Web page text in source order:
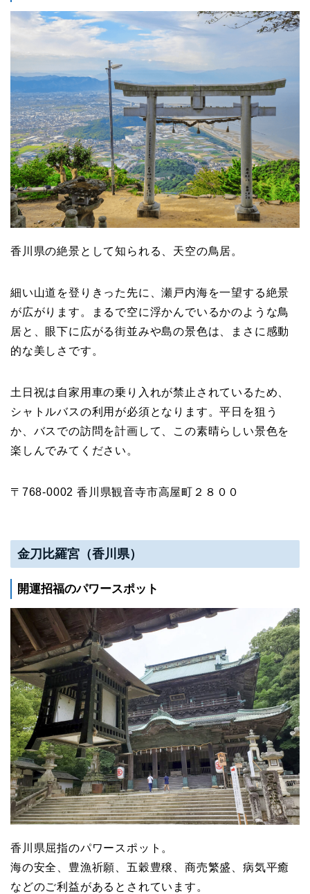
香川県の絶景として知られる、天空の鳥居。
細い山道を登りきった先に、瀬戸内海を一望する絶景
が広がります。まるで空に浮かんでいるかのような鳥
居と、眼下に広がる街並みや島の景色は、まさに感動
的な美しさです。
土日祝は自家用車の乗り入れが禁止されているため、
シャトルバスの利用が必須となります。平日を狙う
か、バスでの訪問を計画して、この素晴らしい景色を
楽しんでみてください。
〒768-0002 香川県観音寺市高屋町２８００
金刀比羅宮（香川県）
開運招福のパワースポット
香川県屈指のパワースポット。
海の安全、豊漁祈願、五穀豊穣、商売繁盛、病気平癒
などのご利益があるとされています。